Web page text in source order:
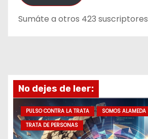
i
e
e
m
a
i
Sumáte a otros 423 suscriptores
No dejes de leer:
PULSO CONTRA LA TRATA
SOMOS ALAMEDA
TRATA DE PERSONAS